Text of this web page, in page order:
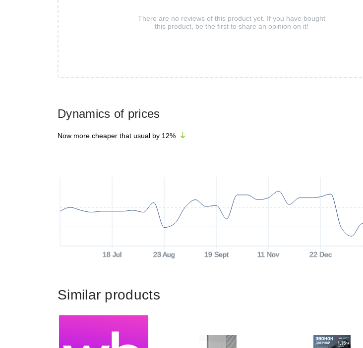
Dynamics of prices
Now more cheaper that usual by 12%
18 Jul 23 Aug 19 Sept 11 Nov 22 Dec
There are no reviews of this product yet. If you have bought
this product, be the first to share an opinion on it!
Similar products